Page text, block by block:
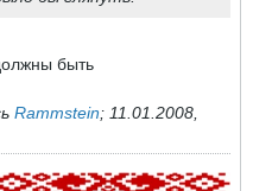
быть
Rammstein; 11.01.2008,